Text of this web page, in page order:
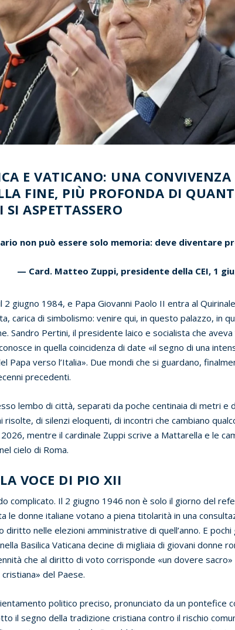
E VATICANO: UNA CONVIVENZA
FINE, PIÙ PROFONDA DI
ASPETTASSERO
non può essere solo memoria: deve diventare
— Card. Matteo Zuppi, presidente della CEI, 1
2 giugno 1984, e Papa Giovanni Paolo II entra al
carica di simbolismo: venire qui, in questo palazzo, in
Sandro Pertini, il presidente laico e socialista che
in quella coincidenza di date «il segno di una
Papa verso l’Italia». Due mondi che si guardano,
precedenti.
lembo di città, separati da poche centinaia di metri e
di silenzi eloquenti, di incontri che cambiano
mentre il cardinale Zuppi scrive a Mattarella e le
cielo di Roma.
VOCE DI PIO XII
complicato. Il 2 giugno 1946 non è solo il giorno del
le donne italiane votano a piena titolarità in una
nelle elezioni amministrative di quell’anno. E pochi
Basilica Vaticana decine di migliaia di giovani donne
che al diritto di voto corrisponde «un dovere sacro»
del Paese.
politico preciso, pronunciato da un pontefice
il segno della tradizione cristiana contro il rischio